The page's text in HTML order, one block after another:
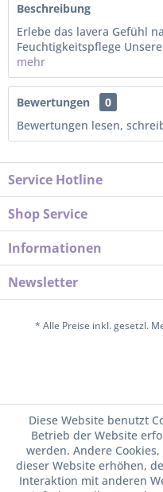
Beschreibung
Erlebe das lavera Gefühl
Feuchtigkeitspflege
mehr
Bewertungen
0
Bewertungen lesen,
Service Hotline
Shop Service
Informationen
Newsletter
* Alle Preise inkl. gesetzl.
Diese Website benutzt
Betrieb der Website
werden. Andere
dieser Website erhöhen,
Interaktion mit anderen